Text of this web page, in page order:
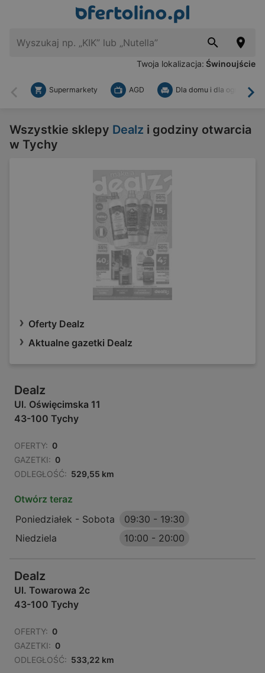
Twoja lokalizacja: Świnoujście
Wstecz
Supermarkety AGD Dla domu i dla ogrodu
Wszystkie sklepy Dealz i godziny otwarcia
w Tychy
Oferty Dealz
Aktualne gazetki Dealz
Dealz
Ul. Oświęcimska 11
43-100 Tychy
OFERTY: 0
GAZETKI: 0
ODLEGŁOŚĆ: 529,55 km
Otwórz teraz
Poniedziałek - Sobota
09:30 - 19:30
Niedziela
10:00 - 20:00
Dealz
Ul. Towarowa 2c
43-100 Tychy
OFERTY: 0
GAZETKI: 0
ODLEGŁOŚĆ: 533,22 km